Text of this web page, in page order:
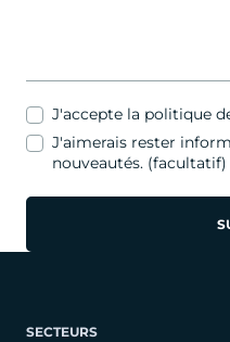
J'accepte la politique
J'aimerais rester
nouveautés. (facultatif)
SECTEURS